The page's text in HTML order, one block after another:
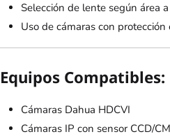
Selección de lente según área
Uso de cámaras con
Equipos Compatibles:
Cámaras Dahua HDCVI
Cámaras IP con sensor CCD/